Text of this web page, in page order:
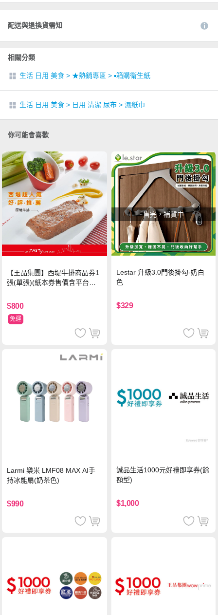
配送與退換貨需知
相關分類
生活 日用 美食 > ★熱銷專區 > ▪︎箱購衛生紙
生活 日用 美食 > 日用 清潔 尿布 > 濕紙巾
你可能會喜歡
【王品集團】西堤牛排商品券1
張(單張)(紙本券售價含平台物
$800
免運
售完，補貨中
Lestar 升級3.0門後掛勾-奶白
色
$329
Larmi 樂米 LMF08 MAX AI手
持冰能扇(奶茶色)
$990
誠品生活1000元好禮即享券(餘
額型)
$1,000